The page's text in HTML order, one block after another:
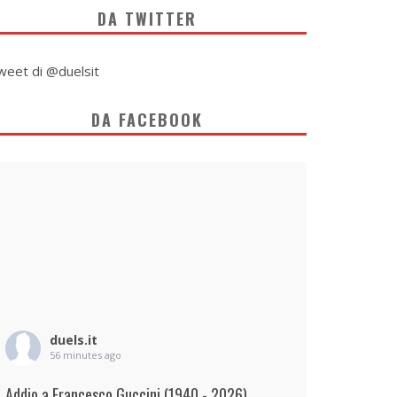
DA TWITTER
di @duelsit
DA FACEBOOK
duels.it
56 minutes ago